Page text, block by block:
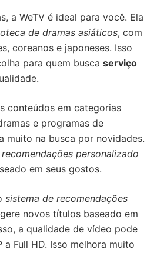
a WeTV é ideal para você. Ela
de dramas asiáticos, com
coreanos e japoneses. Isso
para quem busca serviço
conteúdos em categorias
e programas de
muito na busca por novidades.
personalizado
em seus gostos.
sistema de recomendações
novos títulos baseado em
a qualidade de vídeo pode
a Full HD. Isso melhora muito